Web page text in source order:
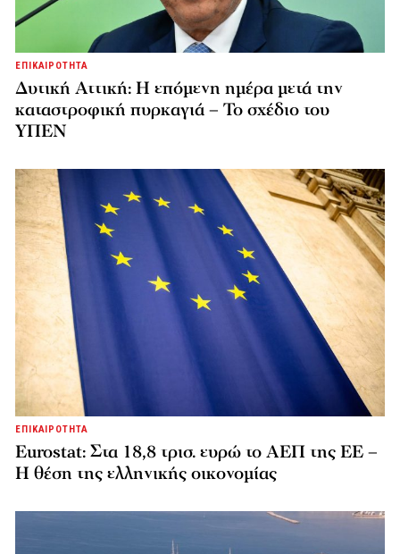
ΕΠΙΚΑΙΡΟΤΗΤΑ
Δυτική Αττική: Η επόμενη ημέρα μετά την
καταστροφική πυρκαγιά – Το σχέδιο του
ΥΠΕΝ
ΕΠΙΚΑΙΡΟΤΗΤΑ
Eurostat: Στα 18,8 τρισ. ευρώ το ΑΕΠ της ΕΕ –
Η θέση της ελληνικής οικονομίας